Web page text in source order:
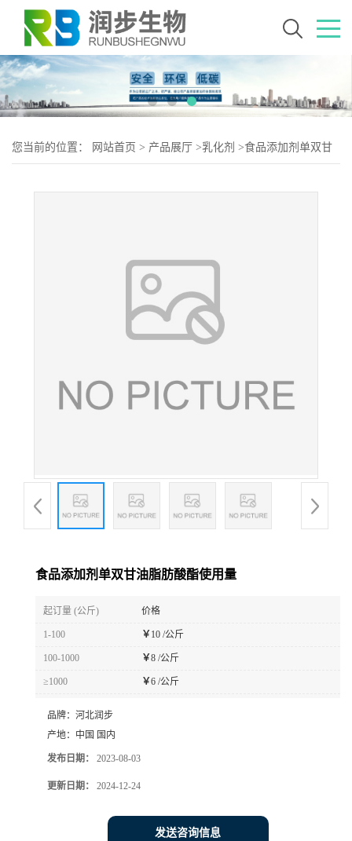
您当前的位置： 网站首页 > 产品展厅 >乳化剂 >食品添加剂单双甘
食品添加剂单双甘油脂肪酸酯使用量
起订量 (公斤) 价格
1-100 ￥10 /公斤
100-1000 ￥8 /公斤
≥1000 ￥6 /公斤
品牌： 河北润步
产地： 中国 国内
发布日期： 2023-08-03
更新日期： 2024-12-24
发送咨询信息